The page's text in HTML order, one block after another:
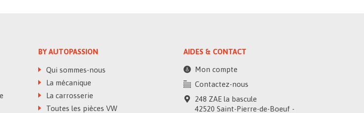
BY AUTOPASSION
Qui sommes-nous
La mécanique
La carrosserie
Toutes les pièces VW
AIDES & CONTACT
Mon compte
Contactez-nous
248 ZAE la bascule
42520 Saint-Pierre-de-Boeuf -